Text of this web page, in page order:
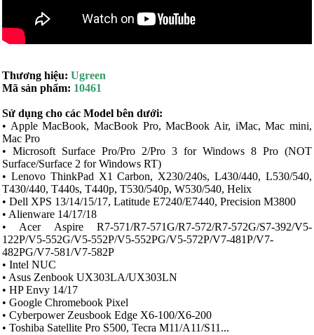
Thương hiệu: Ugreen
Mã sản phẩm: 10461
Sử dụng cho các Model bên dưới:
• Apple MacBook, MacBook Pro, MacBook Air, iMac, Mac mini,
Mac Pro
• Microsoft Surface Pro/Pro 2/Pro 3 for Windows 8 Pro (NOT
Surface/Surface 2 for Windows RT)
• Lenovo ThinkPad X1 Carbon, X230/240s, L430/440, L530/540,
T430/440, T440s, T440p, T530/540p, W530/540, Helix
• Dell XPS 13/14/15/17, Latitude E7240/E7440, Precision M3800
• Alienware 14/17/18
• Acer Aspire R7-571/R7-571G/R7-572/R7-572G/S7-392/V5-
122P/V5-552G/V5-552P/V5-552PG/V5-572P/V7-481P/V7-
482PG/V7-581/V7-582P
• Intel NUC
• Asus Zenbook UX303LA/UX303LN
• HP Envy 14/17
• Google Chromebook Pixel
• Cyberpower Zeusbook Edge X6-100/X6-200
• Toshiba Satellite Pro S500, Tecra M11/A11/S11...